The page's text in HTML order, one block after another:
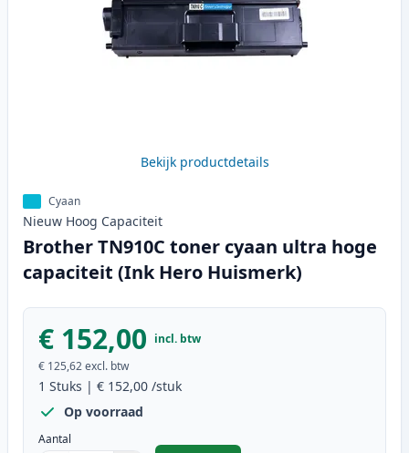
Bekijk productdetails
Cyaan
Nieuw Hoog Capaciteit
Brother TN910C toner cyaan ultra hoge
capaciteit (Ink Hero Huismerk)
€ 152,00 incl. btw
€ 125,62excl. btw
1 Stuks | € 152,00 /stuk
Op voorraad
Aantal